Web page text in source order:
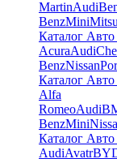
MartinAudi
BenzMini
Каталог
AcuraAudi
BenzNissan
Каталог
Alfa
RomeoAudi
BenzMini
Каталог
AudiAvatr